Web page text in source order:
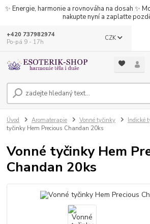
✨ Energie, harmonie a rovnováha na dosah ✨
nakupte nyní a zaplaťte
CZK
+420 737982974
Po-pá 9 - 17h
Úvod Aromaterapie Vonné tyčinky Indické
tyčinky Hem Precious Chandan 20ks
Vonné tyčinky Hem
Chandan 20ks